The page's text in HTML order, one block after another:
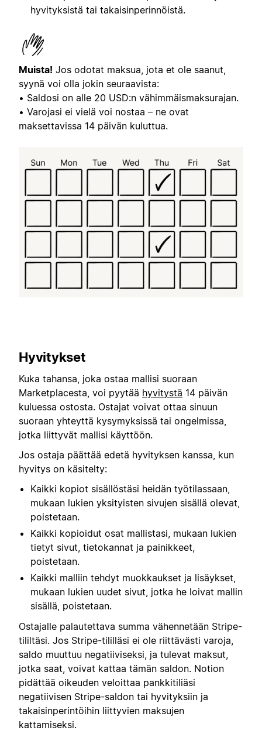
hyvityksistä tai takaisinperinnöistä.
Muista! Jos odotat maksua, jota et ole saanut,
syynä voi olla jokin seuraavista:
• Saldosi on alle 20 USD:n vähimmäismaksurajan.
• Varojasi ei vielä voi nostaa – ne ovat
maksettavissa 14 päivän kuluttua.
Hyvitykset
Kuka tahansa, joka ostaa mallisi suoraan
Marketplacesta, voi pyytää hyvitystä 14 päivän
kuluessa ostosta. Ostajat voivat ottaa sinuun
suoraan yhteyttä kysymyksissä tai ongelmissa,
jotka liittyvät mallisi käyttöön.
Jos ostaja päättää edetä hyvityksen kanssa, kun
hyvitys on käsitelty:
Kaikki kopiot sisällöstäsi heidän työtilassaan,
mukaan lukien yksityisten sivujen sisällä olevat,
poistetaan.
Kaikki kopioidut osat mallistasi, mukaan lukien
tietyt sivut, tietokannat ja painikkeet,
poistetaan.
Kaikki malliin tehdyt muokkaukset ja lisäykset,
mukaan lukien uudet sivut, jotka he loivat mallin
sisällä, poistetaan.
Ostajalle palautettava summa vähennetään Stripe-
tililtäsi. Jos Stripe-tililläsi ei ole riittävästi varoja,
saldo muuttuu negatiiviseksi, ja tulevat maksut,
jotka saat, voivat kattaa tämän saldon. Notion
pidättää oikeuden veloittaa pankkitiliäsi
negatiivisen Stripe-saldon tai hyvityksiin ja
takaisinperintöihin liittyvien maksujen
kattamiseksi.